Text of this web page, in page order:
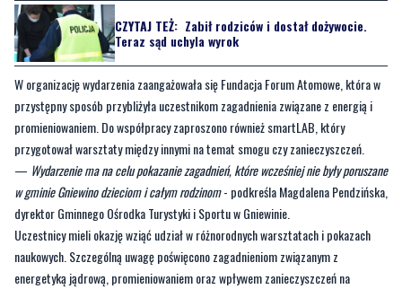
CZYTAJ TEŻ: Zabił rodziców i dostał dożywocie.
Teraz sąd uchyla wyrok
W organizację wydarzenia zaangażowała się Fundacja Forum Atomowe, która w
przystępny sposób przybliżyła uczestnikom zagadnienia związane z energią i
promieniowaniem. Do współpracy zaproszono również smartLAB, który
przygotował warsztaty między innymi na temat smogu czy zanieczyszczeń.
— Wydarzenie ma na celu pokazanie zagadnień, które wcześniej nie były poruszane
w gminie Gniewino dzieciom i całym rodzinom- podkreśla Magdalena Pendzińska,
dyrektor Gminnego Ośrodka Turystyki i Sportu w Gniewinie.
Uczestnicy mieli okazję wziąć udział w różnorodnych warsztatach i pokazach
naukowych. Szczególną uwagę poświęcono zagadnieniom związanym z
energetyką jądrową, promieniowaniem oraz wpływem zanieczyszczeń na